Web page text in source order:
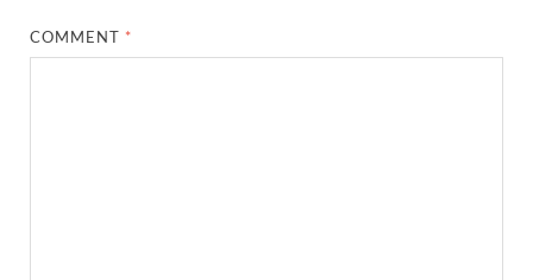
COMMENT *